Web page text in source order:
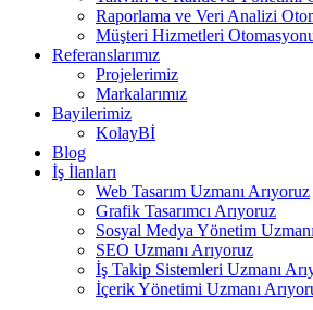
Raporlama ve Veri Analizi
Müşteri Hizmetleri
Referanslarımız
Projelerimiz
Markalarımız
Bayilerimiz
KolayBİ
Blog
İş İlanları
Web Tasarım Uzmanı Arıyoruz
Grafik Tasarımcı Arıyoruz
Sosyal Medya Yönetim
SEO Uzmanı Arıyoruz
İş Takip Sistemleri Uzmanı
İçerik Yönetimi Uzmanı